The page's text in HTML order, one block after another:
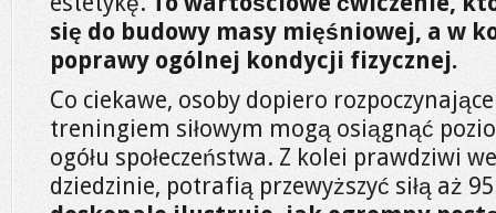
się do budowy masy mięśniowej, a w
poprawy ogólnej kondycji fizycznej.
Co ciekawe, osoby dopiero
treningiem siłowym mogą osiągnąć
ogółu społeczeństwa. Z kolei prawdziwi
dziedzinie, potrafią przewyższyć siłą aż